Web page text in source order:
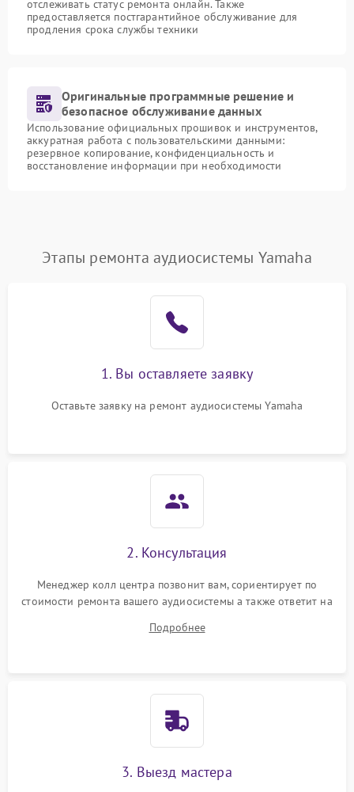
отслеживать статус ремонта онлайн. Также
предоставляется постгарантийное обслуживание для
продления срока службы техники
Оригинальные программные решение и
безопасное обслуживание данных
Использование официальных прошивок и инструментов,
аккуратная работа с пользовательскими данными:
резервное копирование, конфиденциальность и
восстановление информации при необходимости
Этапы ремонта аудиосистемы Yamaha
1. Вы оставляете заявку
Оставьте заявку на ремонт аудиосистемы Yamaha
2. Консультация
Менеджер колл центра позвонит вам, сориентирует по
стоимости ремонта вашего аудиосистемы а также ответит на
Подробнее
3. Выезд мастера